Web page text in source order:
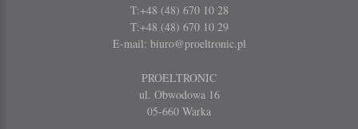
T:+48 (48) 670 10 28
T:+48 (48) 670 10 29
E-mail: biuro@proeltronic.pl
PROELTRONIC
ul. Obwodowa 16
05-660 Warka